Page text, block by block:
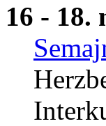
16 - 18.